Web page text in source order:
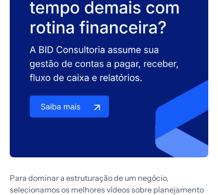
Para dominar a estruturação de um negócio,
selecionamos os melhores vídeos sobre planejamento